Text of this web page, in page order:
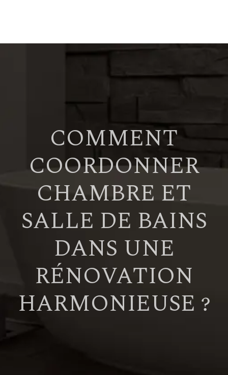
COMMENT
COORDONNER
CHAMBRE ET
SALLE DE BAINS
DANS UNE
RÉNOVATION
HARMONIEUSE ?